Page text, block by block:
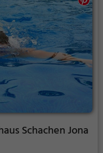
Schachen Jona